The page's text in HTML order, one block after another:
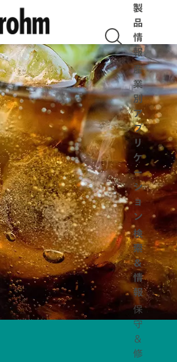
製
品
情
報
産
業
別
ア
プ
リ
ケ
ー
シ
ョ
ン
検
索
＆
情
報
保
守
＆
修